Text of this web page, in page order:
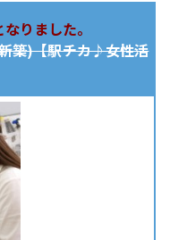
りました。
築)【駅チカ♪女性活